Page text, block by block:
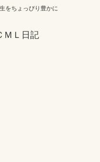
をちょっぴり豊かに
Ｌ日記